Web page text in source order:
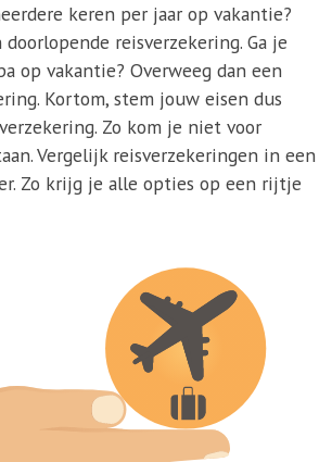
keren per jaar op vakantie?
reisverzekering. Ga je
op vakantie? Overweeg dan een
Kortom, stem jouw eisen dus
Zo kom je niet voor
Vergelijk reisverzekeringen in een
Zo krijg je alle opties op een rijtje